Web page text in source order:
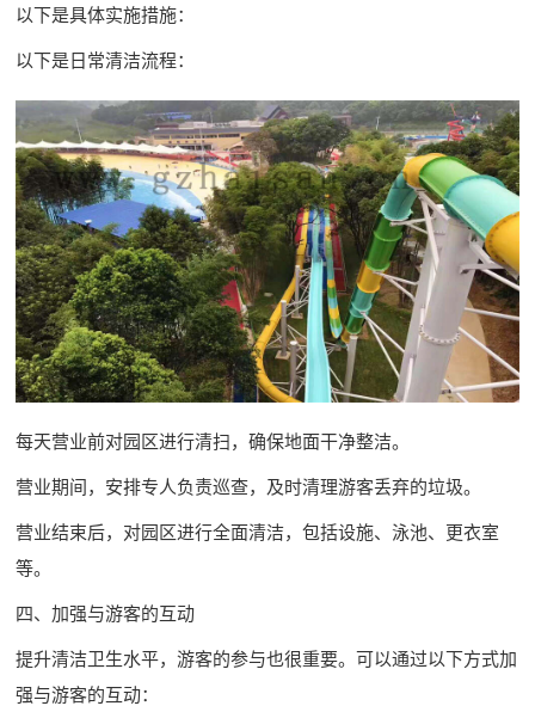
以下是具体实施措施：
以下是日常清洁流程：
每天营业前对园区进行清扫，确保地面干净整洁。
营业期间，安排专人负责巡查，及时清理游客丢弃的垃圾。
营业结束后，对园区进行全面清洁，包括设施、泳池、更衣室
等。
四、加强与游客的互动
提升清洁卫生水平，游客的参与也很重要。可以通过以下方式加
强与游客的互动：